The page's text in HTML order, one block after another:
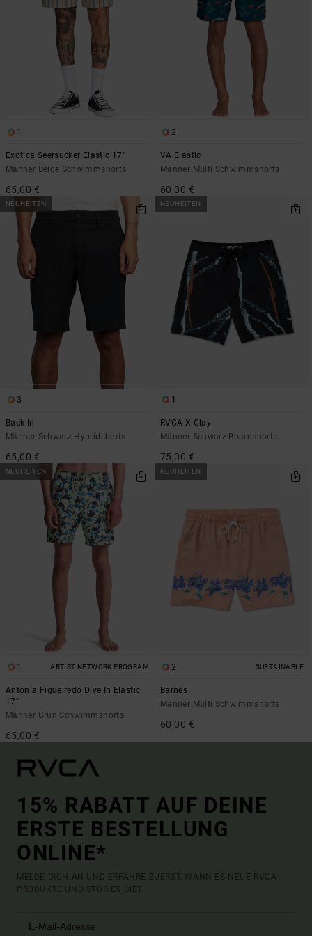
1
Exotica Seersucker Elastic 17"
Männer Beige Schwimmshorts
65,00 €
2
VA Elastic
Männer Multi Schwimmshorts
60,00 €
NEUHEITEN
3
Back In
Männer Schwarz Hybridshorts
65,00 €
NEUHEITEN
1
RVCA X Clay
Männer Schwarz Boardshorts
75,00 €
NEUHEITEN
1 ARTIST NETWORK PROGRAM
Antonia Figueiredo Dive In Elastic
17"
Männer Grün Schwimmshorts
65,00 €
NEUHEITEN
2 SUSTAINABLE
Barnes
Männer Multi Schwimmshorts
60,00 €
15% RABATT AUF DEINE
ERSTE BESTELLUNG
ONLINE*
MELDE DICH AN UND ERFAHRE ZUERST, WANN ES NEUE RVCA
PRODUKTE UND STORIES GIBT.